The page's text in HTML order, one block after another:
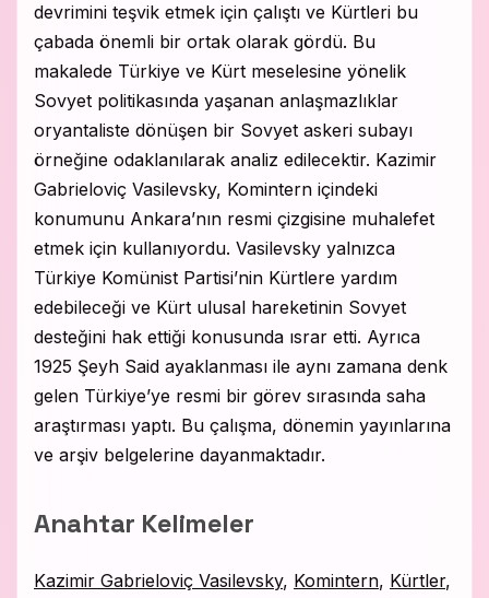
devrimini teşvik etmek için çalıştı ve Kürtleri bu
çabada önemli bir ortak olarak gördü. Bu
makalede Türkiye ve Kürt meselesine yönelik
Sovyet politikasında yaşanan anlaşmazlıklar
oryantaliste dönüşen bir Sovyet askeri subayı
örneğine odaklanılarak analiz edilecektir. Kazimir
Gabrieloviç Vasilevsky, Komintern içindeki
konumunu Ankara’nın resmi çizgisine muhalefet
etmek için kullanıyordu. Vasilevsky yalnızca
Türkiye Komünist Partisi’nin Kürtlere yardım
edebileceği ve Kürt ulusal hareketinin Sovyet
desteğini hak ettiği konusunda ısrar etti. Ayrıca
1925 Şeyh Said ayaklanması ile aynı zamana denk
gelen Türkiye’ye resmi bir görev sırasında saha
araştırması yaptı. Bu çalışma, dönemin yayınlarına
ve arşiv belgelerine dayanmaktadır.
Anahtar Kelimeler
Kazimir Gabrieloviç Vasilevsky, Komintern, Kürtler,